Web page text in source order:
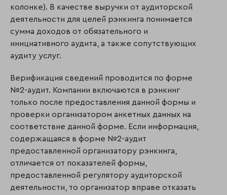
колонке). В качестве выручки от аудиторской
деятельности для целей рэнкинга понимается
сумма доходов от обязательного и
инициативного аудита, а также сопутствующих
аудиту услуг.
Верификация сведений проводится по форме
№2-аудит. Компании включаются в рэнкинг
только после предоставления данной формы и
проверки организатором анкетных данных на
соответствие данной форме. Если информация,
содержащаяся в форме №2-аудит
предоставленной организатору рэнкинга,
отличается от показателей формы,
предоставленной регулятору аудиторской
деятельности, то организатор вправе отказать